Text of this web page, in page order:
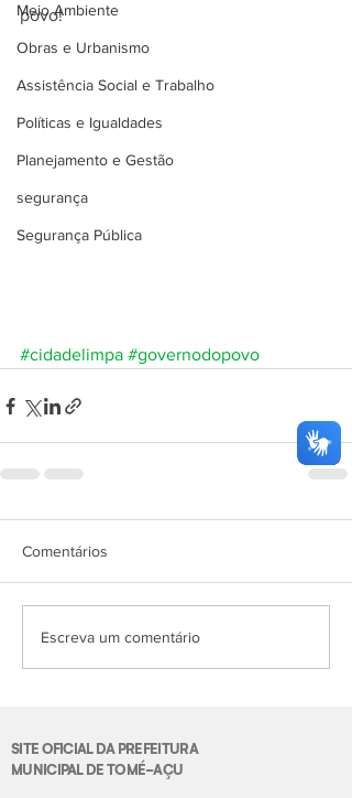
Meio Ambiente
Obras e Urbanismo
Assistência Social e Trabalho
Políticas e Igualdades
Planejamento e Gestão
segurança
Segurança Pública
povo!
#cidadelimpa #governodopovo
Comentários
Escreva um comentário
SITE OFICIAL DA PREFEITURA
MUNICIPAL DE TOMÉ-AÇU